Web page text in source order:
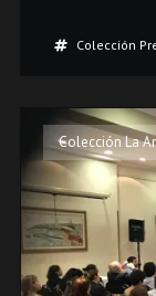
Colección
Colección La